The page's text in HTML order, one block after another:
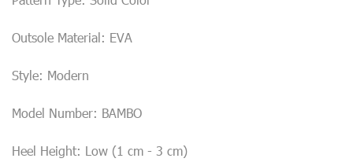
Outsole Material: EVA
Style: Modern
Model Number: BAMBO
Heel Height: Low (1 cm - 3 cm)